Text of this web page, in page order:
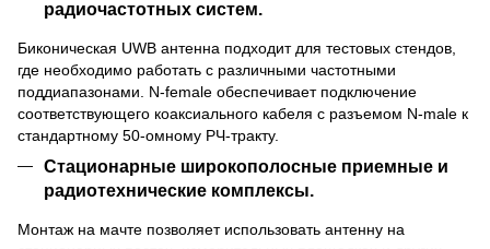
радиочастотных систем.
Биконическая UWB антенна подходит для тестовых стендов,
где необходимо работать с различными частотными
поддиапазонами. N-female обеспечивает подключение
соответствующего коаксиального кабеля с разъемом N-male к
стандартному 50-омному РЧ-тракту.
Стационарные широкополосные приемные и
радиотехнические комплексы.
Монтаж на мачте позволяет использовать антенну на